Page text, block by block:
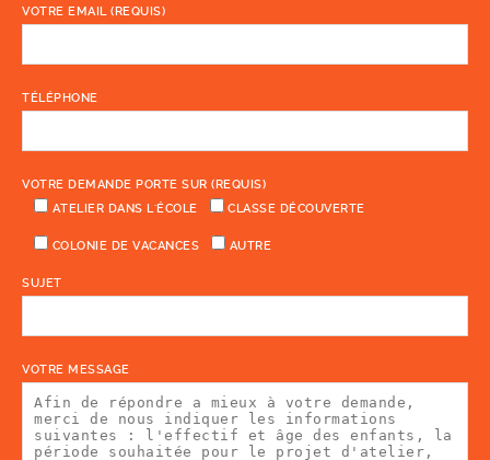
VOTRE EMAIL (REQUIS)
TÉLÉPHONE
VOTRE DEMANDE PORTE SUR (REQUIS)
ATELIER DANS L'ÉCOLE
CLASSE DÉCOUVERTE
COLONIE DE VACANCES AUTRE
SUJET
VOTRE MESSAGE